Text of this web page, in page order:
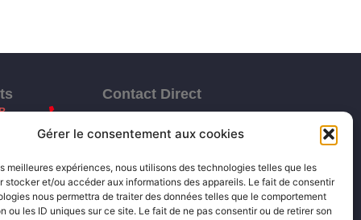
Gérer le consentement aux cookies
meilleures expériences, nous utilisons des technologies telles que les
stocker et/ou accéder aux informations des appareils. Le fait de consentir
nous permettra de traiter des données telles que le comportement
ou les ID uniques sur ce site. Le fait de ne pas consentir ou de retirer son
Contact Direct
07 78 68 31 97
contact@maze-innovations.eu
Paris, France
Sophia antipolis, France